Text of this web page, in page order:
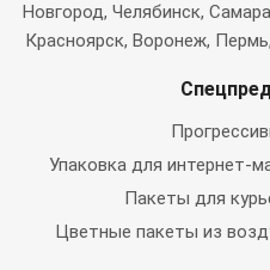
Новгород, Челябинск,
Красноярск, Воронеж,
Упаковка для интернет-
Пакеты для
Цветные пакеты из